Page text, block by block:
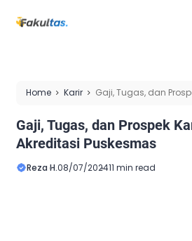
Home Karir
Gaji, Tugas, dan
Gaji, Tugas, dan Prospek
Akreditasi Puskesmas
Reza H.08/07/202411 min read